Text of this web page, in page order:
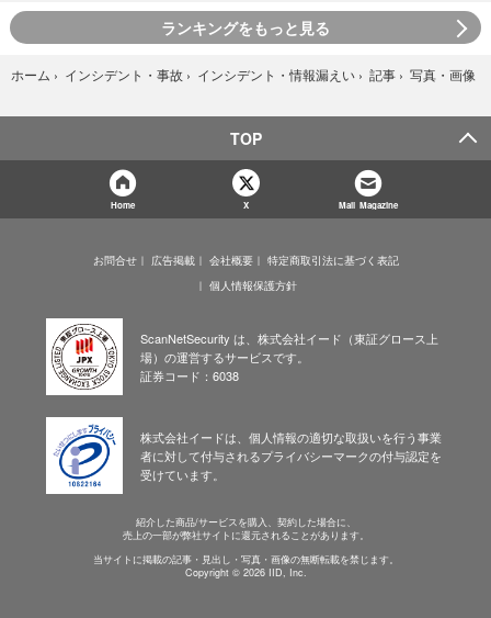
ランキングをもっと見る
ホーム › インシデント・事故 › インシデント・情報漏えい › 記事 › 写真・画像
TOP
Home X Mail Magazine
お問合せ 広告掲載 会社概要
特定商取引法に基づく表記
個人情報保護方針
ScanNetSecurity は、株式会社イード（東証グロース上
場）の運営するサービスです。
証券コード：6038
株式会社イードは、個人情報の適切な取扱いを行う事業
者に対して付与されるプライバシーマークの付与認定を
受けています。
紹介した商品/サービスを購入、契約した場合に、
売上の一部が弊社サイトに還元されることがあります。
当サイトに掲載の記事・見出し・写真・画像の無断転載を禁じます。
Copyright © 2026 IID, Inc.